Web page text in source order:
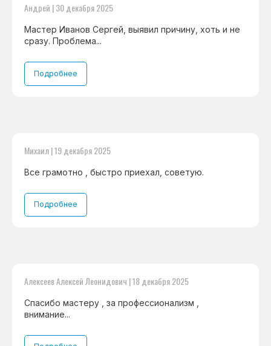
Андрей | 30 декабря 2025
Мастер Иванов Сергей, выявил причину, хоть и не
сразу. Проблема...
Подробнее
Михаил | 19 декабря 2025
Все грамотно , быстро приехал, советую.
Подробнее
Алексеев Алексей Леонидович | 18 декабря 2025
Спасибо мастеру , за профессионализм ,
внимание...